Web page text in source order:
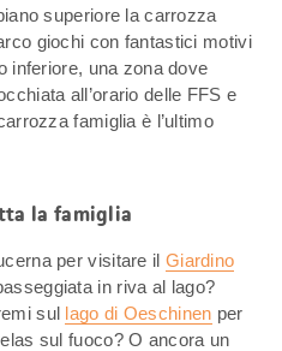
superiore la carrozza
giochi con fantastici motivi
inferiore, una zona dove
all’orario delle FFS e
famiglia è l’ultimo
la famiglia
per visitare il Giardino
in riva al lago?
sul lago di Oeschinen per
sul fuoco? O ancora un